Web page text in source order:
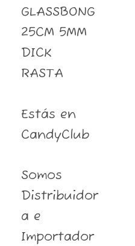
GLASSBONG
25CM 5MM
DICK
RASTA
Estás en
CandyClub
Somos
Distribuidor
a e
Importador